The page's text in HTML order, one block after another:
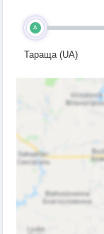
A
Тараща (UA)